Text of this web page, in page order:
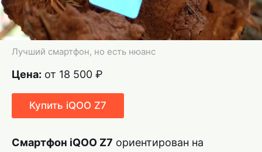
Лучший смартфон, но есть нюанс
Цена: от 18 500 ₽
Купить iQOO Z7
Смартфон iQOO Z7 ориентирован на